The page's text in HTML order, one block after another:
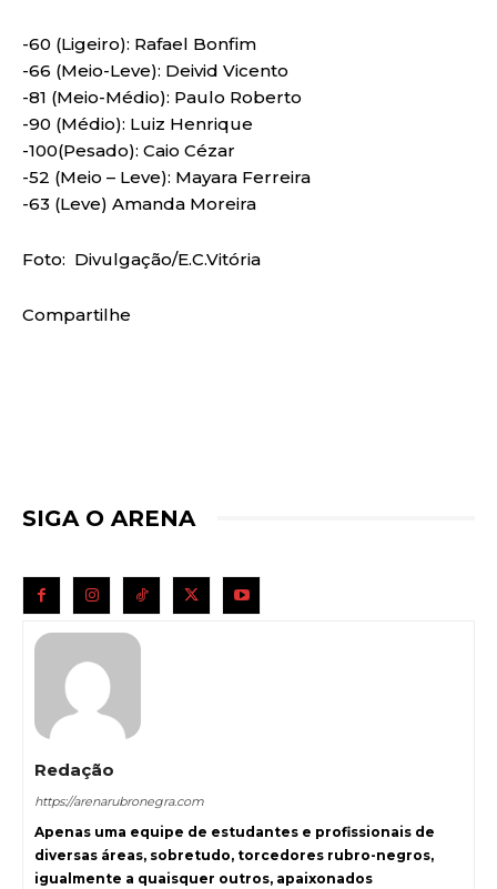
-60 (Ligeiro): Rafael Bonfim
-66 (Meio-Leve): Deivid Vicento
-81 (Meio-Médio): Paulo Roberto
-90 (Médio): Luiz Henrique
-100(Pesado): Caio Cézar
-52 (Meio – Leve): Mayara Ferreira
-63 (Leve) Amanda Moreira
Foto: Divulgação/E.C.Vitória
Compartilhe
SIGA O ARENA
Redação
https://arenarubronegra.com
Apenas uma equipe de estudantes e profissionais de
diversas áreas, sobretudo, torcedores rubro-negros,
igualmente a quaisquer outros, apaixonados